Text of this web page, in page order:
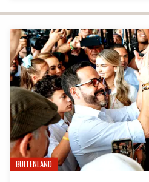
BUITENLAND